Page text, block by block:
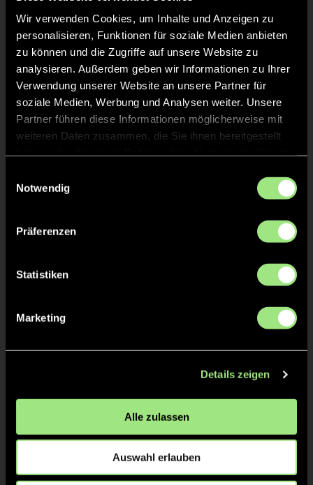
Wir verwenden Cookies, um Inhalte und Anzeigen zu
personalisieren, Funktionen für soziale Medien anbieten
zu können und die Zugriffe auf unsere Website zu
analysieren. Außerdem geben wir Informationen zu Ihrer
Verwendung unserer Website an unsere Partner für
soziale Medien, Werbung und Analysen weiter. Unsere
Partner führen diese Informationen möglicherweise mit
weiteren Daten zusammen, die Sie ihnen bereitgestellt
Notwendig
Präferenzen
Statistiken
Marketing
Details zeigen
Alle zulassen
Auswahl erlauben
Felix
B.
Jonas
T.
Staff